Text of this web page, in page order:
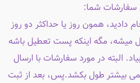
سفارشات شما:
دادید، همون روز یا حداکثر دو روز
میشه، مگه اینکه پست تعطیل باشه
البته در مورد سفارشات با ارسال
بیشتر طول بکشد.پس، بعد از ثبت